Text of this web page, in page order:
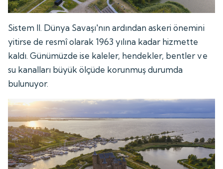
Sistem II. Dünya Savaşı'nın ardından askeri önemini
yitirse de resmî olarak 1963 yılına kadar hizmette
kaldı. Günümüzde ise kaleler, hendekler, bentler ve
su kanalları büyük ölçüde korunmuş durumda
bulunuyor.